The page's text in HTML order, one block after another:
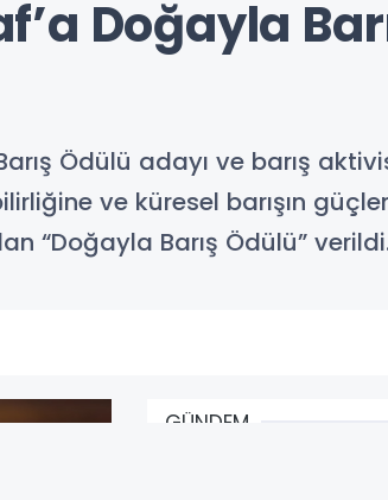
Doğayla
Ödülü adayı ve barış
ve küresel barışın
“Doğayla Barış Ödülü”
GÜNDEM